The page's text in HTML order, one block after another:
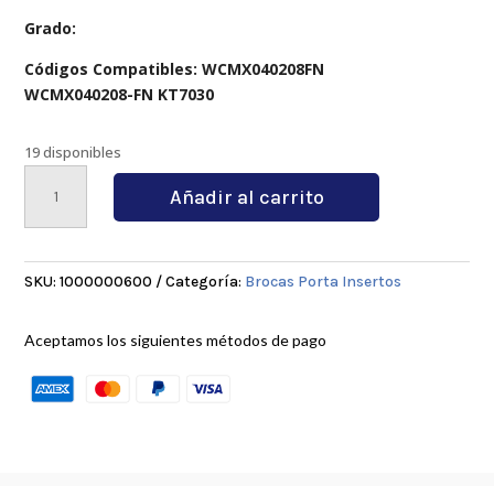
Grado:
Códigos Compatibles: WCMX040208FN
WCMX040208-FN KT7030
19 disponibles
C25
Añadir al carrito
SKU:1000000600 Categoría: Brocas Porta Insertos
Aceptamos los siguientes métodos de pago